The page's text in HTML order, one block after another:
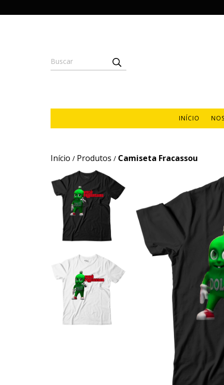
INÍCIO
Início / Produtos / Camiseta Fracassou